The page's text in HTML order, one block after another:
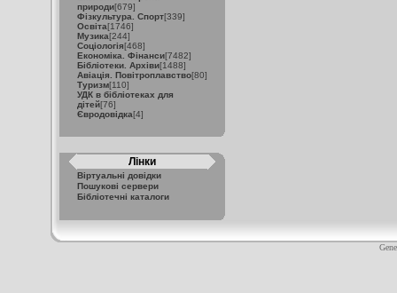
природи[679]
Фізкультура. Спорт[339]
Освіта[1746]
Музика[244]
Соціологія[468]
Економіка. Фінанси[7482]
Бібліотеки. Архіви[1488]
Авіація. Повітроплавство[80]
Туризм[110]
УДК в бібліотеках для
дітей[76]
Євродовідка[4]
Лінки
Віртуальні довідки
Пошукові сервери
Бібліотечні каталоги